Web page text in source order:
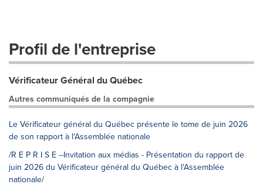
Profil de l'entreprise
Vérificateur Général du Québec
Autres communiqués de la compagnie
Le Vérificateur général du Québec présente le tome de juin 2026
de son rapport à l'Assemblée nationale
/R E P R I S E --Invitation aux médias - Présentation du rapport de
juin 2026 du Vérificateur général du Québec à l'Assemblée
nationale/